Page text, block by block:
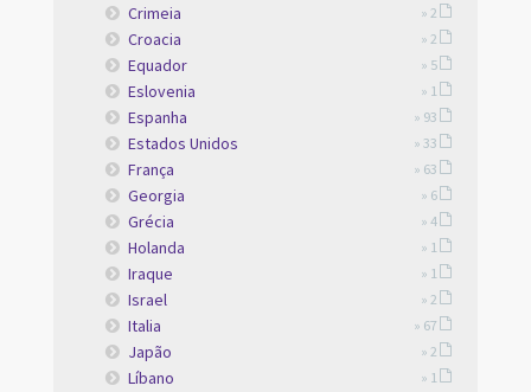
Crimeia » 2
Croacia » 2
Equador » 5
Eslovenia » 1
Espanha » 93
Estados Unidos » 33
França » 63
Georgia » 6
Grécia » 4
Holanda » 1
Iraque » 1
Israel » 2
Italia » 67
Japão » 2
Líbano » 1